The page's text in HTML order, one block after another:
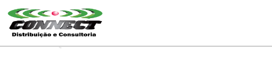
Previous